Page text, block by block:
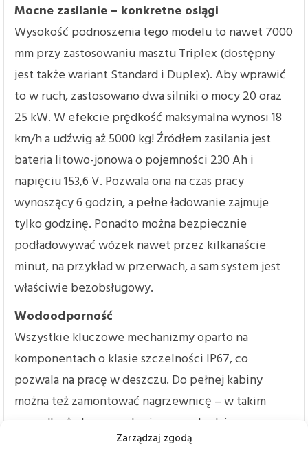
Zarządzaj zgodą
Mocne zasilanie – konkretne osiągi
Wysokość podnoszenia tego modelu to nawet 7000
mm przy zastosowaniu masztu Triplex (dostępny
jest także wariant Standard i Duplex). Aby wprawić
to w ruch, zastosowano dwa silniki o mocy 20 oraz
25 kW. W efekcie prędkość maksymalna wynosi 18
km/h a udźwig aż 5000 kg! Źródłem zasilania jest
bateria litowo-jonowa o pojemności 230 Ah i
napięciu 153,6 V. Pozwala ona na czas pracy
wynoszący 6 godzin, a pełne ładowanie zajmuje
tylko godzinę. Ponadto można bezpiecznie
podładowywać wózek nawet przez kilkanaście
minut, na przykład w przerwach, a sam system jest
właściwie bezobsługowy.
Wodoodporność
Wszystkie kluczowe mechanizmy oparto na
komponentach o klasie szczelności IP67, co
pozwala na pracę w deszczu. Do pełnej kabiny
można też zamontować nagrzewnicę – w takim
wypadku żadna pogoda nie przeszkodzi w
transporcie towarów.